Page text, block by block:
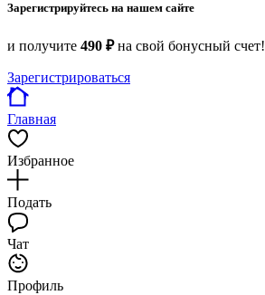
Зарегистрируйтесь на нашем сайте
и получите 490 ₽на свой бонусный счет!
Зарегистрироваться
Главная
Избранное
Подать
Чат
Профиль